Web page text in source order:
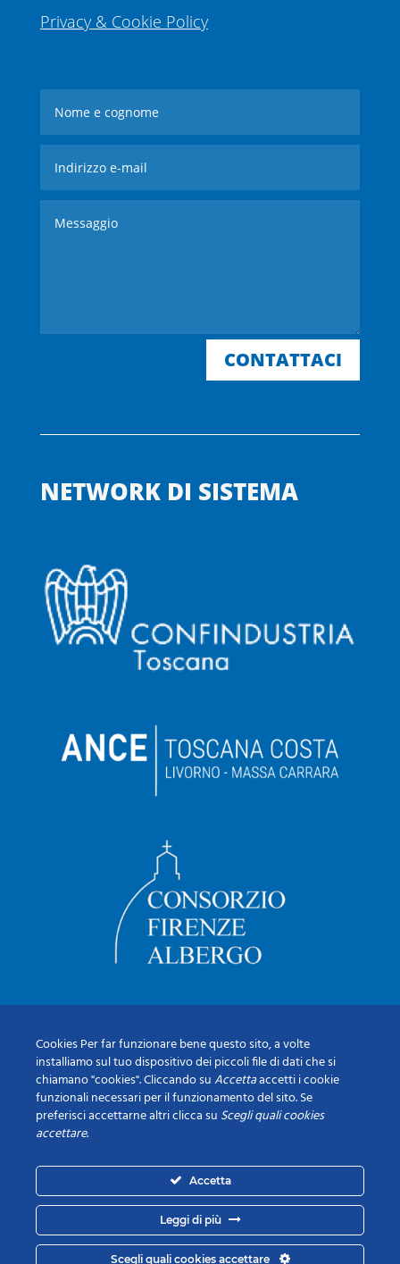
Privacy & Cookie Policy
CONTATTACI
NETWORK DI SISTEMA
Cookies Per far funzionare bene questo sito, a volte
installiamo sul tuo dispositivo dei piccoli file di dati che si
chiamano "cookies". Cliccando suAccettaaccetti i cookie
funzionali necessari per il funzionamento del sito. Se
preferisci accettarne altri clicca su Scegli quali cookies
accettare.
Accetta
Leggi di più
Scegli quali cookies accettare